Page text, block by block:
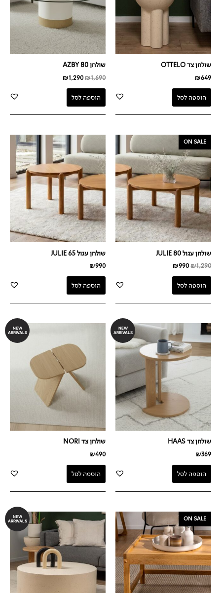
שולחן צד OTTELO
₪649
הוספה לסל
שולחן AZBY 80
₪1,690
₪1,290
הוספה לסל
ON SALE
שולחן עגול JULIE 80
₪1,290
המחיר
המקורי
היה:
₪1,290.
₪990
הוא:
₪990.
הוספה לסל
שולחן עגול JULIE 65
₪990
הוספה לסל
NEW
ARRIVALS
שולחן צד HAAS
₪369
הוספה לסל
NEW
ARRIVALS
שולחן צד NORI
₪490
הוספה לסל
ON SALEהמחיר
המקורי
היה:
₪1,590.
הנוכחי
הוא:
₪990.
NEW
ARRIVALS